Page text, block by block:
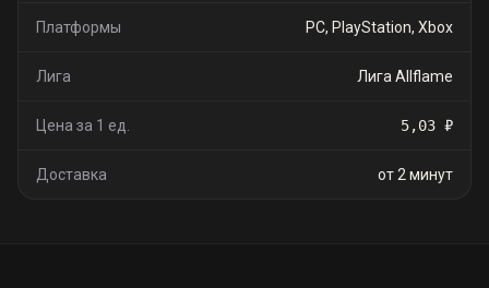
Платформы PC, PlayStation, Xbox
Лига Лига Allflame
Цена за 1 ед. 5,03 ₽
Доставка от 2 минут